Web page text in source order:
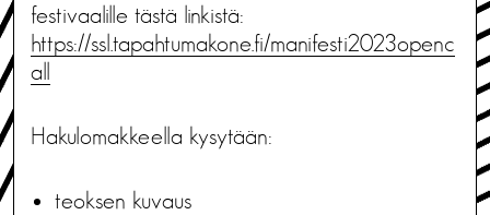
festivaalille tästä linkistä:
https://ssl.tapahtumakone.fi/manifesti2023openc
all
Hakulomakkeella kysytään:
teoksen kuvaus